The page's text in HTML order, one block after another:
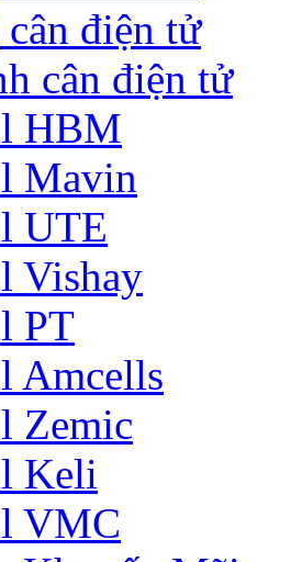
điện tử
cân điện tử
HBM
Mavin
UTE
Vishay
PT
Amcells
Zemic
Keli
VMC